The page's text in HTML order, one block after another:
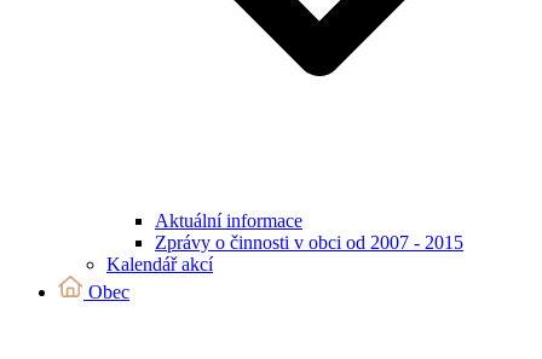
Aktuální informace
Zprávy o činnosti v obci od 2007 - 2015
Kalendář akcí
Obec